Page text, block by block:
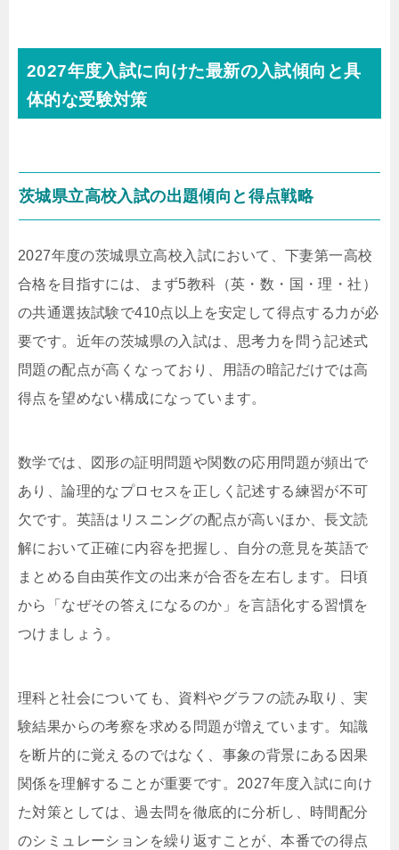
2027年度入試に向けた最新の入試傾向と具
体的な受験対策
茨城県立高校入試の出題傾向と得点戦略
2027年度の茨城県立高校入試において、下妻第一高校
合格を目指すには、まず5教科（英・数・国・理・社）
の共通選抜試験で410点以上を安定して得点する力が必
要です。近年の茨城県の入試は、思考力を問う記述式
問題の配点が高くなっており、用語の暗記だけでは高
得点を望めない構成になっています。
数学では、図形の証明問題や関数の応用問題が頻出で
あり、論理的なプロセスを正しく記述する練習が不可
欠です。英語はリスニングの配点が高いほか、長文読
解において正確に内容を把握し、自分の意見を英語で
まとめる自由英作文の出来が合否を左右します。日頃
から「なぜその答えになるのか」を言語化する習慣を
つけましょう。
理科と社会についても、資料やグラフの読み取り、実
験結果からの考察を求める問題が増えています。知識
を断片的に覚えるのではなく、事象の背景にある因果
関係を理解することが重要です。2027年度入試に向け
た対策としては、過去問を徹底的に分析し、時間配分
のシミュレーションを繰り返すことが、本番での得点